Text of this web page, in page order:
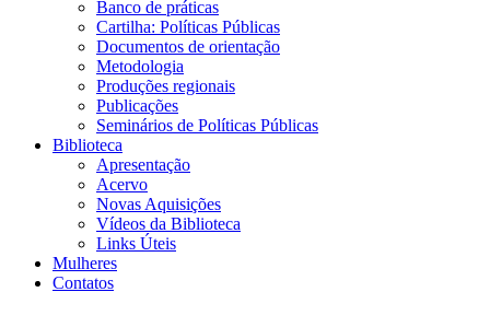
Banco de práticas
Cartilha: Políticas Públicas
Documentos de orientação
Metodologia
Produções regionais
Publicações
Seminários de Políticas Públicas
Biblioteca
Apresentação
Acervo
Novas Aquisições
Vídeos da Biblioteca
Links Úteis
Mulheres
Contatos